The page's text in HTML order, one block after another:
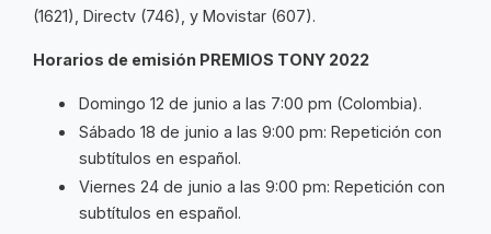
(1621), Directv (746), y Movistar (607).
Horarios de emisión PREMIOS TONY 2022
Domingo 12 de junio a las 7:00 pm (Colombia).
Sábado 18 de junio a las 9:00 pm: Repetición con
subtítulos en español.
Viernes 24 de junio a las 9:00 pm: Repetición con
subtítulos en español.